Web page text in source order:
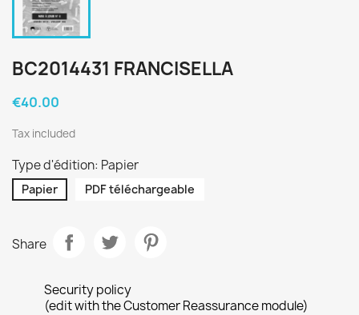
BC2014431 FRANCISELLA
€40.00
Tax included
Type d'édition: Papier
Papier PDF téléchargeable
Share
Security policy
(edit with the Customer Reassurance module)